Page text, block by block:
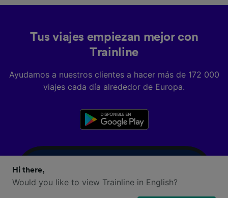
Tus viajes empiezan mejor con
Trainline
Ayudamos a nuestros clientes a hacer más de 172 000
viajes cada día alrededor de Europa.
Hi there,
Would you like to view Trainline in English?